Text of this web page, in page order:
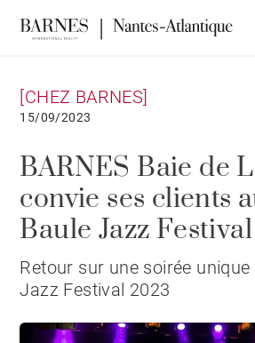
[CHEZ BARNES]
15/09/2023
BARNES Baie de
convie ses clients
Baule Jazz
Retour sur une soirée
Jazz Festival 2023